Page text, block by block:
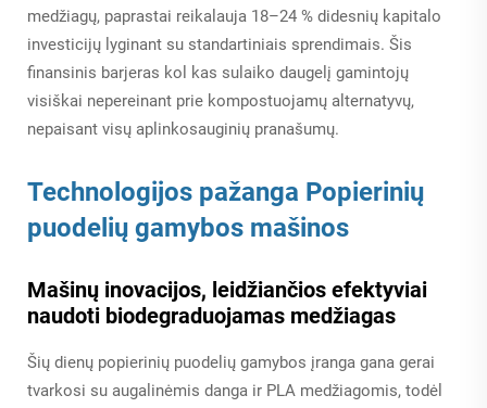
medžiagų, paprastai reikalauja 18–24 % didesnių kapitalo
investicijų lyginant su standartiniais sprendimais. Šis
finansinis barjeras kol kas sulaiko daugelį gamintojų
visiškai nepereinant prie kompostuojamų alternatyvų,
nepaisant visų aplinkosauginių pranašumų.
Technologijos pažanga Popierinių
puodelių gamybos mašinos
Mašinų inovacijos, leidžiančios efektyviai
naudoti biodegraduojamas medžiagas
Šių dienų popierinių puodelių gamybos įranga gana gerai
tvarkosi su augalinėmis danga ir PLA medžiagomis, todėl